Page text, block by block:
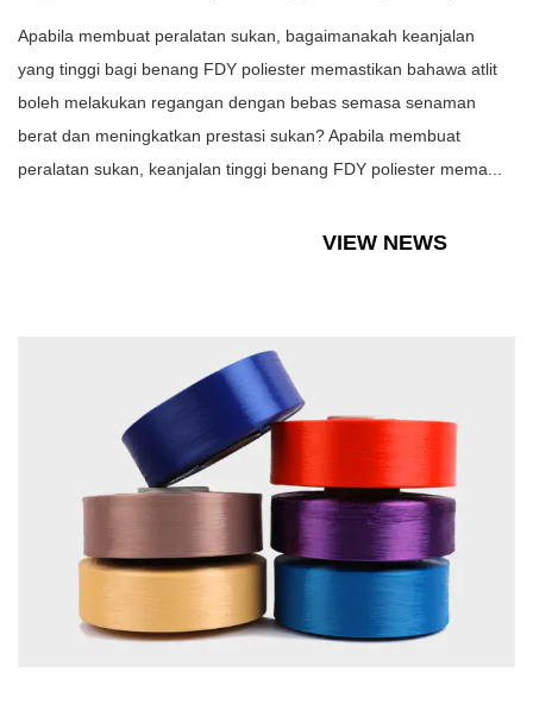
Apabila membuat peralatan sukan, bagaimanakah keanjalan
yang tinggi bagi benang FDY poliester memastikan bahawa atlit
boleh melakukan regangan dengan bebas semasa senaman
berat dan meningkatkan prestasi sukan? Apabila membuat
peralatan sukan, keanjalan tinggi benang FDY poliester mema...
VIEW NEWS